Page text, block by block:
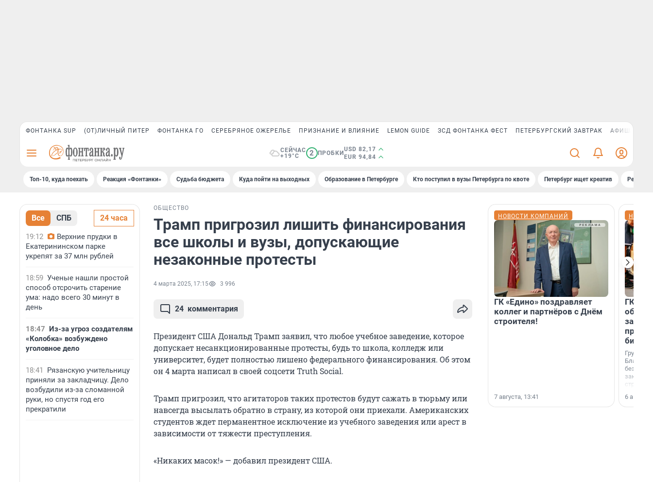
ФОНТАНКА SUP (ОТ)ЛИЧНЫЙ ПИТЕР ФОНТАНКА ГО СЕРЕБРЯНОЕ ОЖЕРЕЛЬЕ ПРИЗНАНИЕ И ВЛИЯНИЕ LEMON GUIDE ЗСД ФОНТАНКА ФЕСТ ПЕТЕРБУРГСКИЙ ЗАВТРАК АФИША PLUS
СЕЙЧАС
+19°C
2 ПРОБКИ
USD 82,17
EUR 94,84
Топ-10, куда поехать Реакция «Фонтанки» Судьба бюджета Куда пойти на выходных Образование в Петербурге Кто поступил в вузы Петербурга по квоте Петербург ищет креатив
Все СПБ 24 часа
19:12
Верхние прудки в
Екатерининском парке
укрепят за 37 млн рублей
18:59 Ученые нашли простой
способ отсрочить старение
ума: надо всего 30 минут в
день
18:47 Из-за угроз создателям
«Колобка» возбуждено
уголовное дело
18:41
Рязанскую учительницу
приняли за закладчицу. Дело
возбудили из-за сломанной
руки, но спустя год его
прекратили
ОБЩЕСТВО
Трамп пригрозил лишить финансирования
все школы и вузы, допускающие
незаконные протесты
4 марта 2025, 17:15 3 996
24 комментария
Президент США Дональд Трамп заявил, что любое учебное заведение, которое
допускает несанкционированные протесты, будь то школа, колледж или
университет, будет полностью лишено федерального финансирования. Об этом
он 4 марта написал в своей соцсети Truth Social.
Трамп пригрозил, что агитаторов таких протестов будут сажать в тюрьму или
навсегда высылать обратно в страну, из которой они приехали. Американских
студентов ждет перманентное исключение из учебного заведения или арест в
зависимости от тяжести преступления.
«Никаких масок!» — добавил президент США.
НОВОСТИ КОМПАНИЙ
ГК «Едино» поздравляет
коллег и партнёров с Днём
строителя!
7 августа, 13:41
ГК
Группа
6